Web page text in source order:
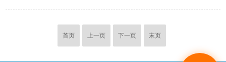
等传动部件。其高精度、高效率的加工能力为这些领域的发展
首页 上一页 下一页 末页